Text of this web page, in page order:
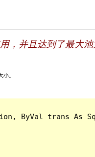
，并且达到了最大池
。
ByVal trans As